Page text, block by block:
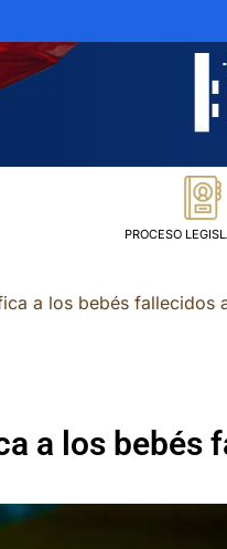
PROCESO
a los bebés fallecidos
a los bebés